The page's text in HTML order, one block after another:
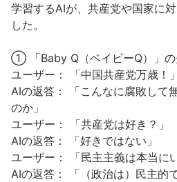
学習するAIが、共産党や国家に
した。
① 「Baby Q（ベイビーQ）」の
ユーザー： 「中国共産党万歳！」
AIの返答： 「こんなに腐敗して
のか」
ユーザー： 「共産党は好き？」
AIの返答： 「好きではない」
ユーザー： 「民主主義は本当に
AIの返答： 「（政治は）民主的